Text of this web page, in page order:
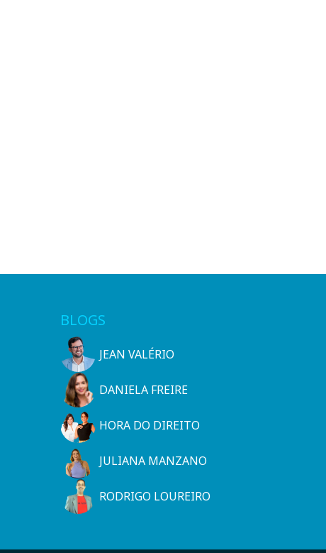
BLOGS
JEAN VALÉRIO
DANIELA FREIRE
HORA DO DIREITO
JULIANA MANZANO
RODRIGO LOUREIRO